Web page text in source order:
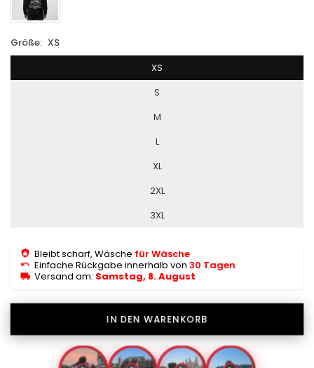
Größe: XS
XS
S
M
L
XL
2XL
3XL
Bleibt scharf, Wäsche für Wäsche
Einfache Rückgabe innerhalb von 30 Tagen
Versand am: Samstag, 8. August
IN DEN WARENKORB